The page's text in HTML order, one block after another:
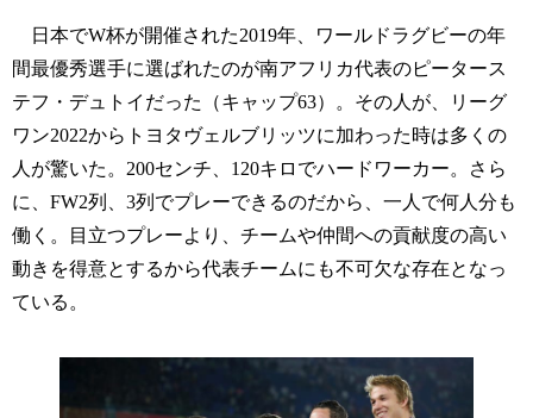
日本でW杯が開催された2019年、ワールドラグビーの年
間最優秀選手に選ばれたのが南アフリカ代表のピータース
テフ・デュトイだった（キャップ63）。その人が、リーグ
ワン2022からトヨタヴェルブリッツに加わった時は多くの
人が驚いた。200センチ、120キロでハードワーカー。さら
に、FW2列、3列でプレーできるのだから、一人で何人分も
働く。目立つプレーより、チームや仲間への貢献度の高い
動きを得意とするから代表チームにも不可欠な存在となっ
ている。